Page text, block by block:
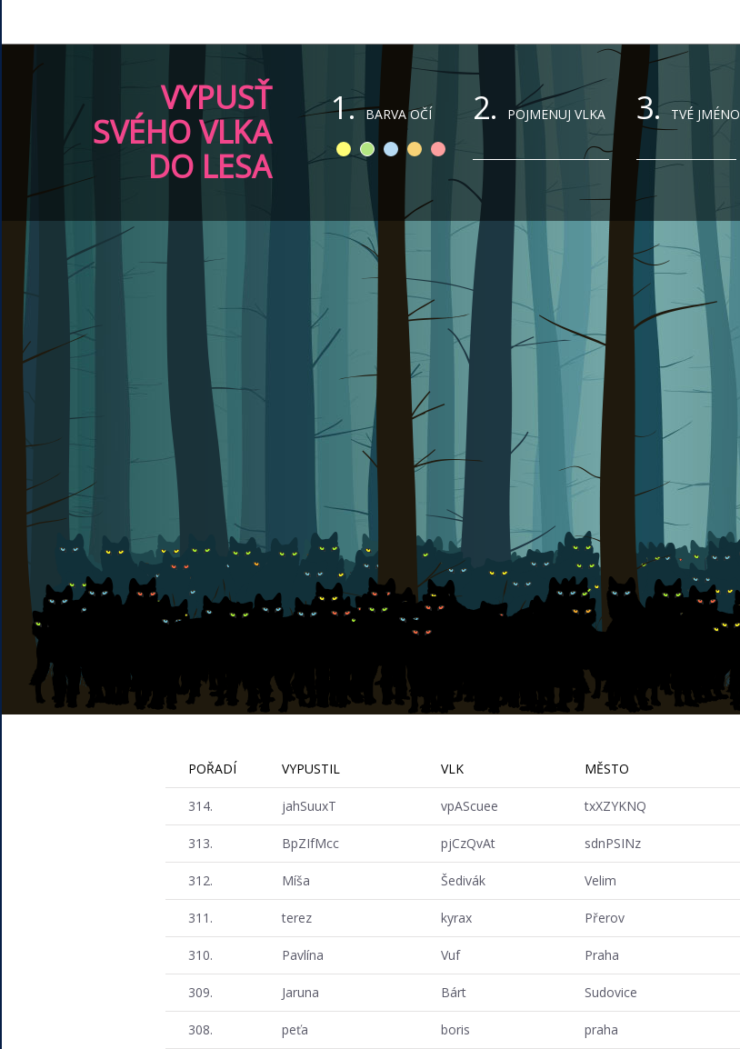
VYPUSŤ
SVÉHO VLKA
DO LESA
1. BARVA OČÍ 2. POJMENUJ VLKA 3. TVÉ JMÉNO
POŘADÍ VYPUSTIL VLK MĚSTO
314. jahSuuxT vpAScuee txXZYKNQ
313. BpZIfMcc pjCzQvAt sdnPSINz
312. Míša Šedivák Velim
311. terez kyrax Přerov
310. Pavlína Vuf Praha
309. Jaruna Bárt Sudovice
308. peťa boris praha